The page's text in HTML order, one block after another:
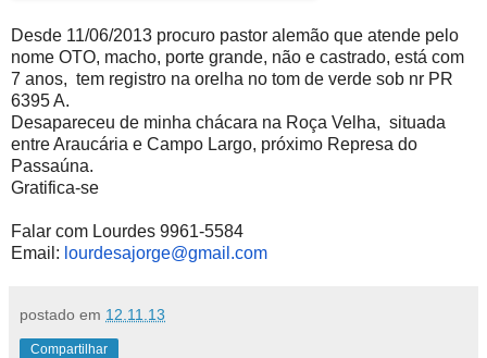
Desde 11/06/2013 procuro pastor alemão que atende pelo
nome OTO, macho, porte grande, não e castrado, está com
7 anos, tem registro na orelha no tom de verde sob nr PR
6395 A.
Desapareceu de minha chácara na Roça Velha, situada
entre Araucária e Campo Largo, próximo Represa do
Passaúna.
Gratifica-se
Falar com Lourdes 9961-5584
Email: lourdesajorge@gmail.com
postado em 12.11.13
Compartilhar